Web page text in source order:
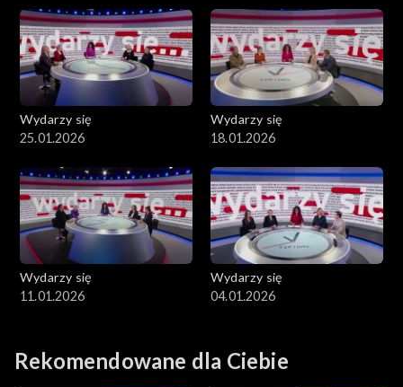
Wydarzy się
25.01.2026
Wydarzy się
18.01.2026
Wydarzy się
11.01.2026
Wydarzy się
04.01.2026
Rekomendowane dla Ciebie